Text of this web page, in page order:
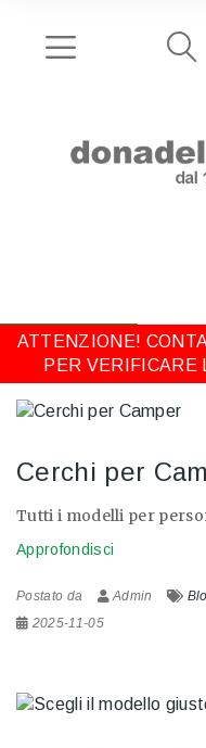
ATTENZIONE!
PER VERIFICARE
Cerchi per
Tutti i modelli per
Approfondisci
Postato da Admin
2025-11-05